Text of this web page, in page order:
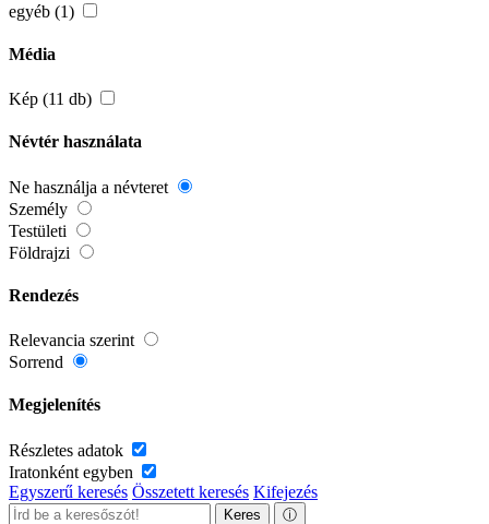
egyéb (1)
Média
Kép (11 db)
Névtér használata
Ne használja a névteret
Személy
Testületi
Földrajzi
Rendezés
Relevancia szerint
Sorrend
Megjelenítés
Részletes adatok
Iratonként egyben
Egyszerű keresés Összetett keresés Kifejezés
Keres ⓘ